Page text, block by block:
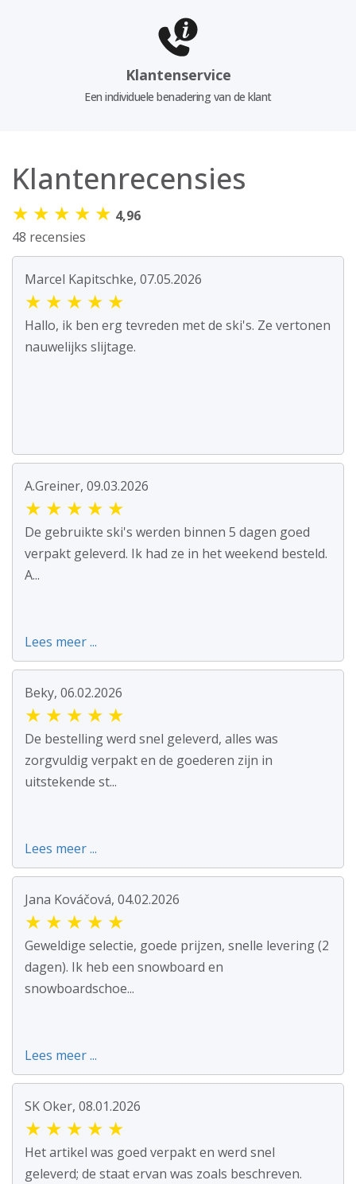
Klantenservice
Een individuele benadering van de klant
Klantenrecensies
★ ★ ★ ★ ★ 4,96
48 recensies
Marcel Kapitschke, 07.05.2026
★ ★ ★ ★ ★
Hallo, ik ben erg tevreden met de ski's. Ze vertonen
nauwelijks slijtage.
A.Greiner, 09.03.2026
★ ★ ★ ★ ★
De gebruikte ski's werden binnen 5 dagen goed
verpakt geleverd. Ik had ze in het weekend besteld.
A...
Lees meer ...
Beky, 06.02.2026
★ ★ ★ ★ ★
De bestelling werd snel geleverd, alles was
zorgvuldig verpakt en de goederen zijn in
uitstekende st...
Lees meer ...
Jana Kováčová, 04.02.2026
★ ★ ★ ★ ★
Geweldige selectie, goede prijzen, snelle levering (2
dagen). Ik heb een snowboard en
snowboardschoe...
Lees meer ...
SK Oker, 08.01.2026
★ ★ ★ ★ ★
Het artikel was goed verpakt en werd snel
geleverd; de staat ervan was zoals beschreven.